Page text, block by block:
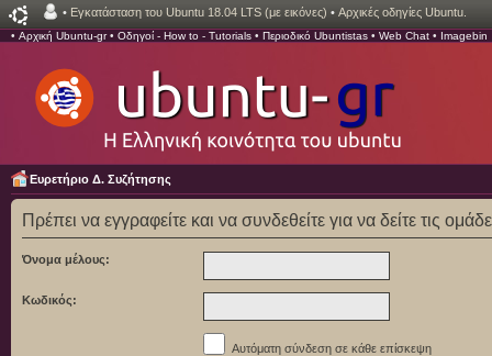
• Εγκατάσταση του Ubuntu 18.04 LTS (με εικόνες) • Αρχικές οδηγίες Ubuntu.
• Αρχική Ubuntu-gr• Οδηγοί - How to - Tutorials • Περιοδικό Ubuntistas • Web Chat • Imagebin
Ευρετήριο Δ. Συζήτησης
Πρέπει να εγγραφείτε και να συνδεθείτε για να δείτε τις
Όνομα μέλους:
Κωδικός:
Αυτόματη σύνδεση σε κάθε επίσκεψη